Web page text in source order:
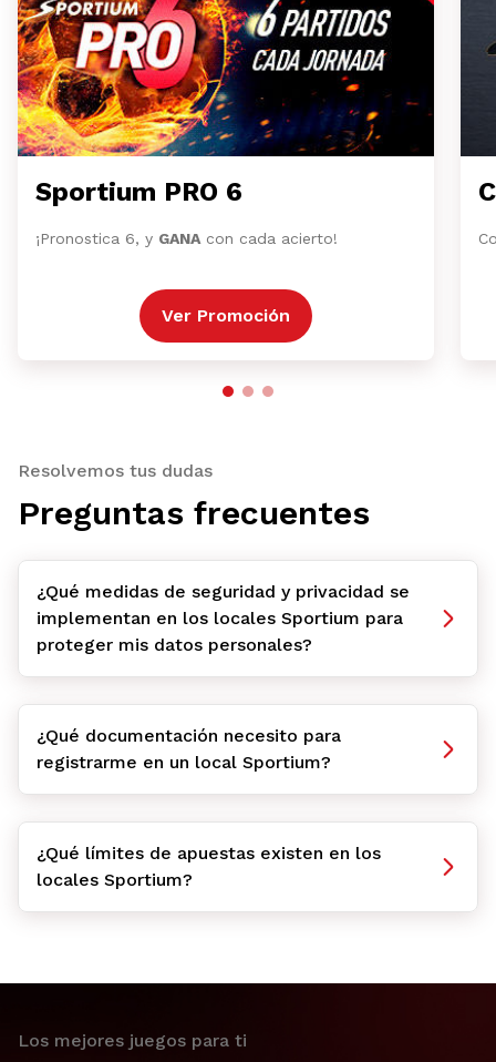
Sportium PRO 6
¡Pronostica 6, y GANA con cada acierto!
Ver Promoción
Resolvemos tus dudas
Preguntas frecuentes
¿Qué medidas de seguridad y privacidad se
implementan en los locales Sportium para
proteger mis datos personales?
¿Qué documentación necesito para
registrarme en un local Sportium?
¿Qué límites de apuestas existen en los
locales Sportium?
Los mejores juegos para ti